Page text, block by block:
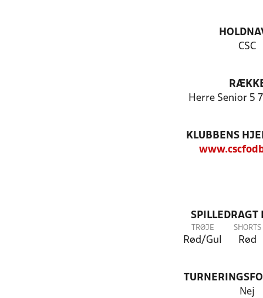
CSC
Herre Senior 5
KLUBBENS
SPILLEDRAGT
TRØJE
Rød/Gul
SHORTS
Rød
Nej